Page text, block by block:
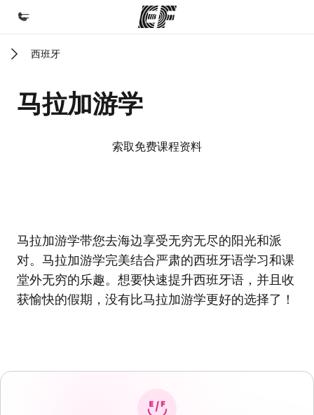
欢迎来到英孚教育
企业文化
职业发展
加入我们
西班牙
马拉加游学
索取免费课程资料
马拉加游学带您去海边享受无穷无尽的阳光和派
对。马拉加游学完美结合严肃的西班牙语学习和课
堂外无穷的乐趣。想要快速提升西班牙语，并且收
获愉快的假期，没有比马拉加游学更好的选择了！